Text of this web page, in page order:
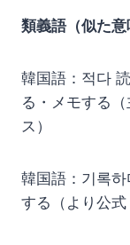
類義語（似た意
韓国語：적다
る・メモする
ス）
韓国語：기록
する（より公式